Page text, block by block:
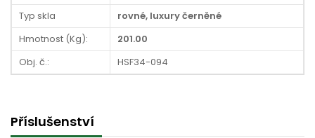
Typ skla
rovné, luxury černěné
Hmotnost (Kg):
201.00
Obj. č.:
HSF34-094
Příslušenství